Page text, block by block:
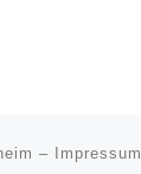
– Impressum